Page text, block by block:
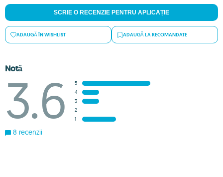
SCRIE O RECENZIE PENTRU APLICAȚIE
ADAUGĂ ÎN WISHLIST ADAUGĂ LA RECOMANDATE
Notă
3.6
5
4
3
2
1
8 recenzii